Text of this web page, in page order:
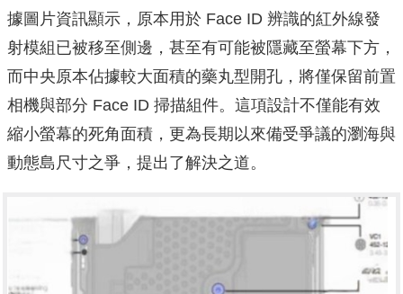
據圖片資訊顯示，原本用於 Face ID 辨識的紅外線發
射模組已被移至側邊，甚至有可能被隱藏至螢幕下方，
而中央原本佔據較大面積的藥丸型開孔，將僅保留前置
相機與部分 Face ID 掃描組件。這項設計不僅能有效
縮小螢幕的死角面積，更為長期以來備受爭議的瀏海與
動態島尺寸之爭，提出了解決之道。